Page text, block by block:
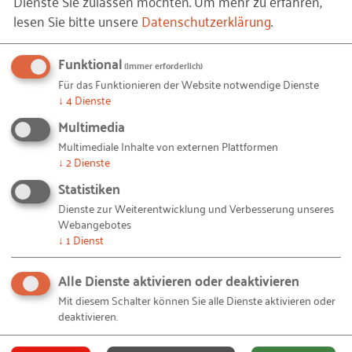
Kunden-Individualität
Digitaler Auftrags- und Rechnungsabwicklung
Einer staatlich geförderten
Forschungskooperation über das Zentrale
Das RKW Kompetenzzentrum unterstützt alle, die
Veränderung nicht fürchten und in die Zukunft
investieren wollen:
Das RKW-Digitalisierungscockpit
welche innovativen Digitalisierungsvorhaben
im Mittelstand schon heute Wirklichkeit sind.
DasRKW-Geschäftsideentagebuchversteht
sich als Begleiter auf Ihrem individuellen Weg
zu neuen Geschäftsideen.
lesen Sie bitte unsereDatenschutzerklärung.
Funktional(immer erforderlich)
Für das Funktionieren der Website notwendige Dienste
↓ 4Dienste
Multimedia
Multimediale Inhalte von externen Plattformen
↓ 2Dienste
Statistiken
Dienste zur Weiterentwicklung und Verbesserung unseres
Webangebotes
↓ 1 Dienst
Alle Dienste aktivieren oder deaktivieren
Mit diesem Schalter können Sie alle Dienste aktivieren oder
deaktivieren.